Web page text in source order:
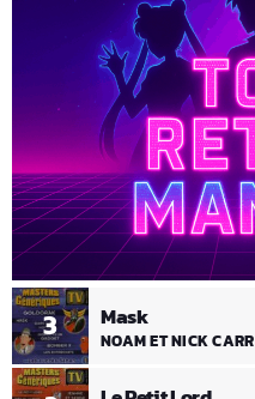
3 Mask
NOAM ET NICK CARR